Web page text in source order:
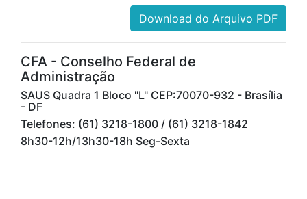
Download do Arquivo PDF
CFA - Conselho Federal de
Administração
SAUS Quadra 1 Bloco "L" CEP:70070-932 - Brasília
- DF
Telefones: (61) 3218-1800 / (61) 3218-1842
8h30-12h/13h30-18h Seg-Sexta